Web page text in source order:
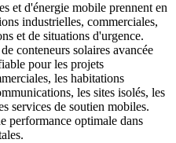
et d'énergie mobile prennent en
industrielles, commerciales,
et de situations d'urgence.
conteneurs solaires avancée
pour les projets
les habitations
les sites isolés, les
services de soutien mobiles.
performance optimale dans